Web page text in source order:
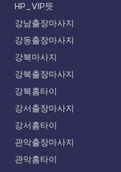
HP_VIP뜻
강남출장마사지
강동출장마사지
강북마사지
강북출장마사지
강북홈타이
강서출장마사지
강서홈타이
관악출장마사지
관악홈타이